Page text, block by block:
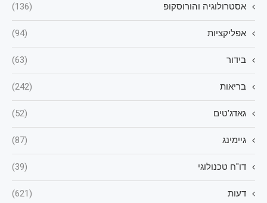
אסטרולוגיה והורוסקופ (136)
אפליקציות (94)
בידור (63)
בריאות (242)
גאדג'טים (52)
גיימינג (87)
דו"ח טכנולוגי (39)
דעות (621)